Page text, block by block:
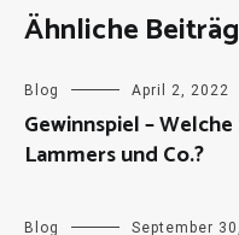
Ähnliche
Blog April 2, 2022
Gewinnspiel –
Lammers und Co.?
Blog September